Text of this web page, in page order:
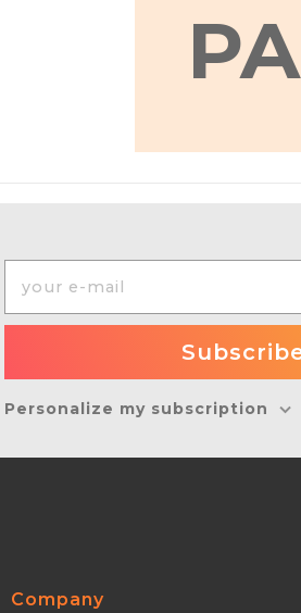
PA
Personalize my subscription
Company